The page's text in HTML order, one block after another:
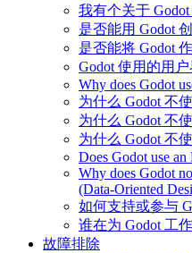
我有个关于
是否能用 Godot
是否能将 Godot
Godot 使用的用
Why does Godot
为什么 Godot 不
为什么 Godot 不
为什么 Godot 不
Does Godot use
Why does Godot
(Data-Oriented
如何支持或参与
谁在为 Godot 工
故障排除